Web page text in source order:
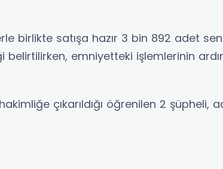
birlikte satışa hazır 3 bin 892 adet
belirtilirken, emniyetteki işlemlerinin
çıkarıldığı öğrenilen 2 şüpheli,